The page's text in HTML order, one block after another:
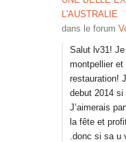
L'AUSTRALIE
dans le forum
Salut lv31! Je
montpellier et
restauration!
debut 2014
J’aimerais
la fête et
.donc si sa u